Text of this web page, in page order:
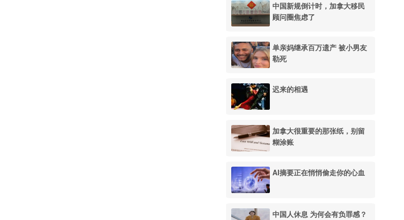
中国新规倒计时，加拿大移民
顾问圈焦虑了
单亲妈继承百万遗产 被小男友
勒死
迟来的相遇
加拿大很重要的那张纸，别留
糊涂账
AI摘要正在悄悄偷走你的心血
中国人休息 为何会有负罪感？